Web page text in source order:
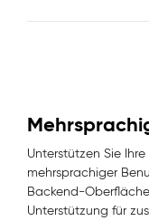
Unterstützen Sie
mehrsprachiger
Backend-
Unterstützung für